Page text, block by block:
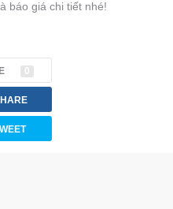
báo giá chi tiết nhé!
0